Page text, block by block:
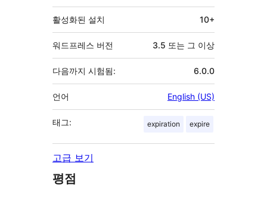
활성화된 설치 10+
워드프레스 버전 3.5 또는 그 이상
다음까지 시험됨: 6.0.0
언어 English (US)
태그: expiration expire
고급 보기
평점